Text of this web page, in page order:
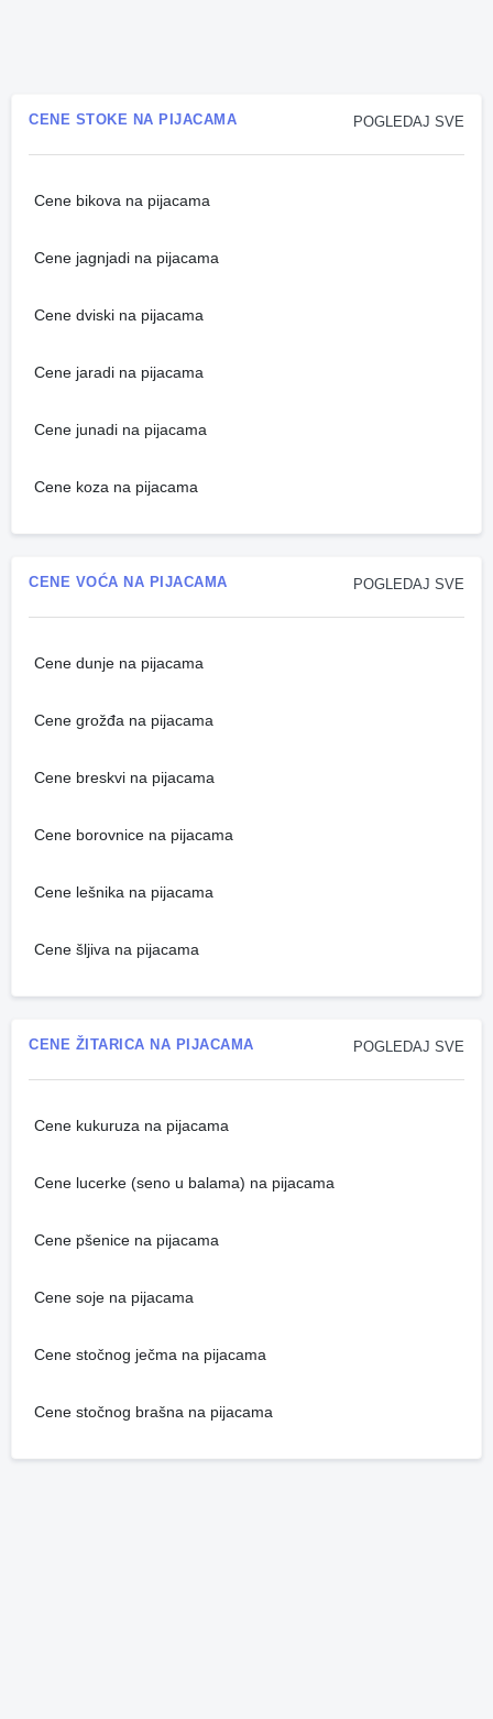
POGLEDAJ SVE
CENE STOKE NA PIJACAMA
Cene bikova na pijacama
Cene jagnjadi na pijacama
Cene dviski na pijacama
Cene jaradi na pijacama
Cene junadi na pijacama
Cene koza na pijacama
POGLEDAJ SVE
CENE VOĆA NA PIJACAMA
Cene dunje na pijacama
Cene grožđa na pijacama
Cene breskvi na pijacama
Cene borovnice na pijacama
Cene lešnika na pijacama
Cene šljiva na pijacama
POGLEDAJ SVE
CENE ŽITARICA NA PIJACAMA
Cene kukuruza na pijacama
Cene lucerke (seno u balama) na pijacama
Cene pšenice na pijacama
Cene soje na pijacama
Cene stočnog ječma na pijacama
Cene stočnog brašna na pijacama